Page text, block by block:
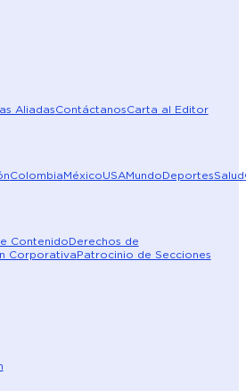
AliadasContáctanosCarta al Editor
ColombiaMéxicoUSAMundoDeportesSalud
ContenidoDerechos de
CorporativaPatrocinio de Secciones